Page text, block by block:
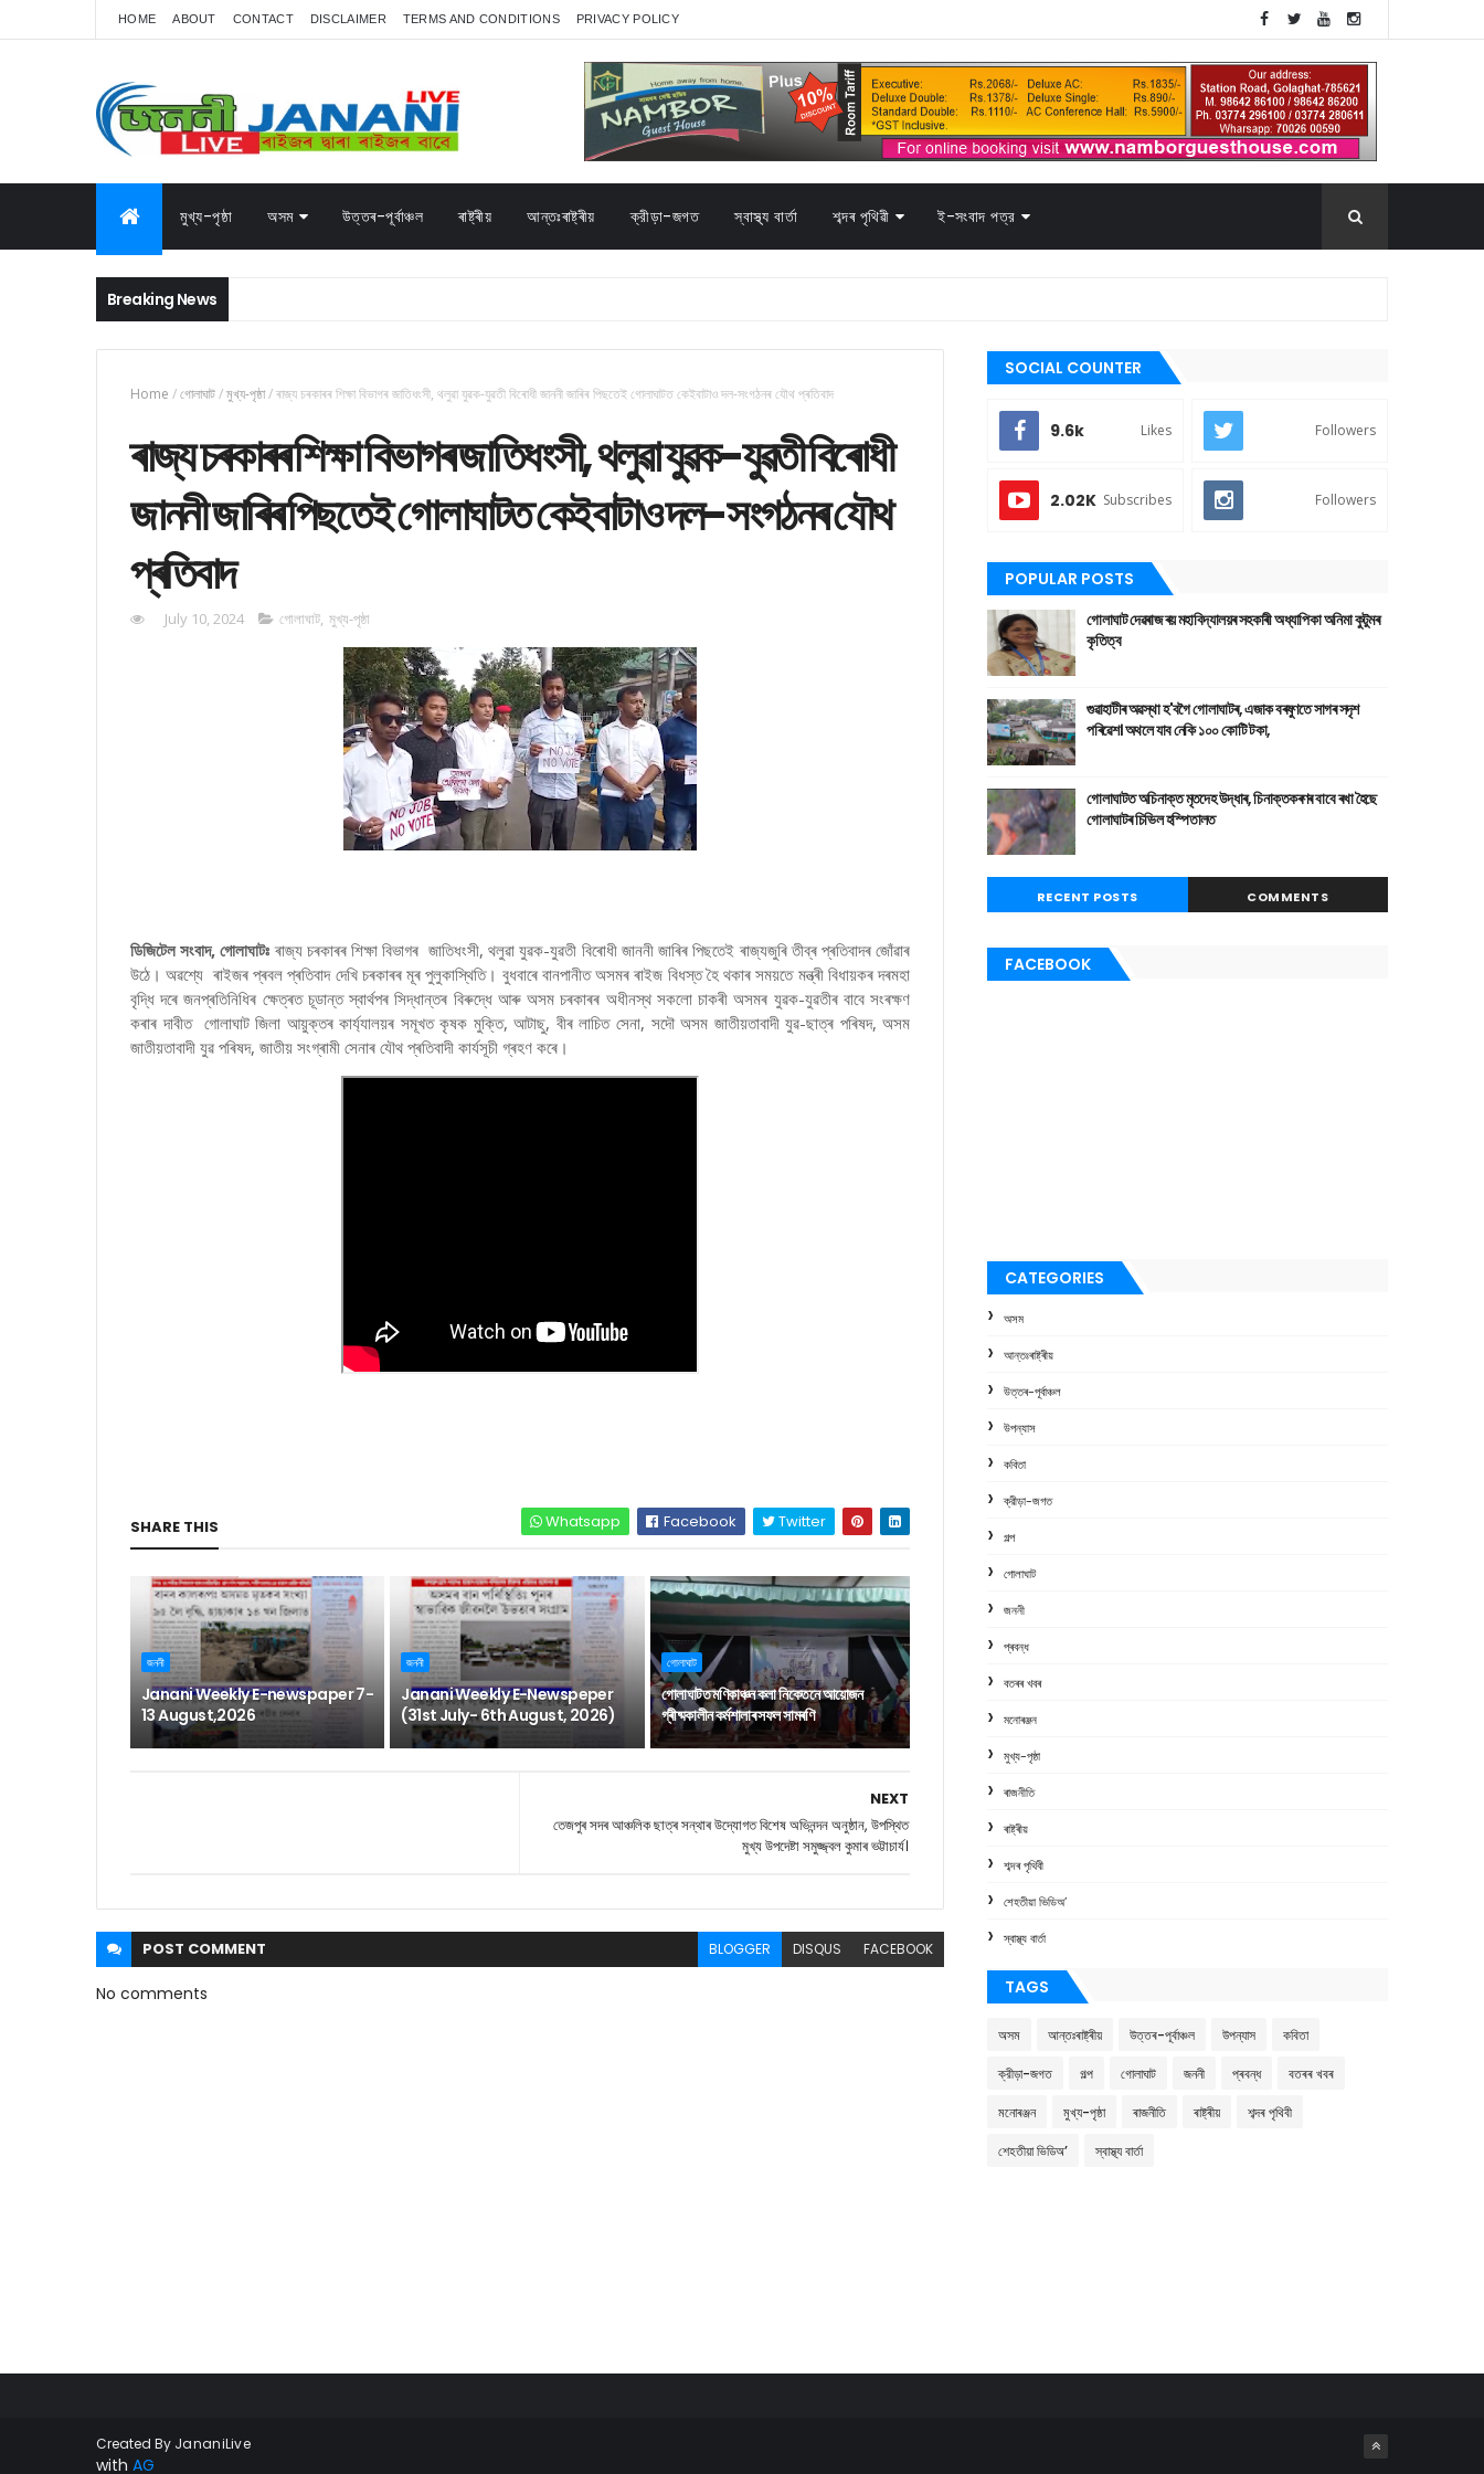
HOME ABOUT CONTACT DISCLAIMER TERMS AND CONDITIONS PRIVACY POLICY
মুখ্য-পৃষ্ঠা অসম উত্তৰ-পূৰ্বাঞ্চল ৰাষ্ট্ৰীয় আন্তঃৰাষ্ট্ৰীয় ক্রীড়া-জগত স্বাস্থ্য বাৰ্তা শব্দৰ পৃথিৱী ই-সংবাদ পত্র
Breaking News
Home /গোলাঘাট/মুখ্য-পৃষ্ঠা/ৰাজ্য চৰকাৰৰ শিক্ষা বিভাগৰ জাতিধংসী, থলুৱা যুৱক-যুৱতী বিৰোধী জাননী জাৰিৰ পিছতেই গোলাঘাটত কেইবাটাও দল-সংগঠনৰ যৌথ প্ৰতিবাদ
ৰাজ্য চৰকাৰৰ শিক্ষা বিভাগৰ জাতিধংসী, থলুৱা যুৱক-যুৱতী বিৰোধী
জাননী জাৰিৰ পিছতেই গোলাঘাটত কেইবাটাও দল-সংগঠনৰ যৌথ
প্ৰতিবাদ
July 10, 2024 গোলাঘাট, মুখ্য-পৃষ্ঠা
ডিজিটেল সংবাদ, গোলাঘাটঃ ৰাজ্য চৰকাৰৰ শিক্ষা বিভাগৰ জাতিধংসী, থলুৱা যুৱক-যুৱতী বিৰোধী জাননী জাৰিৰ পিছতেই ৰাজ্যজুৰি তীব্ৰ প্ৰতিবাদৰ জোঁৱাৰ
উঠে। অৱশ্যে ৰাইজৰ প্ৰবল প্ৰতিবাদ দেখি চৰকাৰৰ মূৰ পুলুকাস্থিতি। বুধবাৰে বানপানীত অসমৰ ৰাইজ বিধস্ত হৈ থকাৰ সময়তে মন্ত্ৰী বিধায়কৰ দৰমহা
বৃদ্ধি দৰে জনপ্ৰতিনিধিৰ ক্ষেত্ৰত চূডান্ত স্বাৰ্থপৰ সিদ্ধান্তৰ বিৰুদ্ধে আৰু অসম চৰকাৰৰ অধীনস্থ সকলো চাকৰী অসমৰ যুৱক-যুৱতীৰ বাবে সংৰক্ষণ
কৰাৰ দাবীত গোলাঘাট জিলা আয়ুক্তৰ কাৰ্য্যালয়ৰ সমূখত কৃষক মুক্তি, আটাছু, বীৰ লাচিত সেনা, সদৌ অসম জাতীয়তাবাদী যুৱ-ছাত্ৰ পৰিষদ, অসম
জাতীয়তাবাদী যুৱ পৰিষদ, জাতীয় সংগ্ৰামী সেনাৰ যৌথ প্ৰতিবাদী কাৰ্যসূচী গ্ৰহণ কৰে।
SHARE THIS Whatsapp Facebook Twitter
জননী
Janani Weekly E-newspaper 7-
13 August,2026
জননী
Janani Weekly E-Newspeper
(31st July- 6th August, 2026)
গোলাঘাট
গোলাঘাটত মণিকাঞ্চন কলা নিকেতনে আয়োজন
গ্ৰীষ্মকালীন কৰ্মশালাৰ সফল সামৰণি
NEXT
তেজপুৰ সদৰ আঞ্চলিক ছাত্ৰ সন্থাৰ উদ্যোগত বিশেষ অভিনন্দন অনুষ্ঠান, উপস্থিত
মুখ্য উপদেষ্টা সমুজ্জ্বল কুমাৰ ভট্টাচাৰ্য।
POST COMMENT BLOGGER DISQUS FACEBOOK
No comments
SOCIAL COUNTER
9.6k Likes Followers
2.02K Subscribes Followers
POPULAR POSTS
গোলাঘাট দেৱৰাজ ৰয় মহাবিদ্যালয়ৰ সহকাৰী অধ্যাপিকা অনিমা কুটুমৰ
কৃতিত্ব
গুৱাহাটীৰ অৱস্থা হ'বগৈ গোলাঘাটৰ, এজাক বৰষুণতে সাগৰ সদৃশ
পৰিৱেশ। অথলে যাব নেকি ১০০ কোটি টকা,
গোলাঘাটত অচিনাক্ত মৃতদেহ উদ্ধাৰ, চিনাক্তকৰণৰ বাবে ৰখা হৈছে
গোলাঘাটৰ চিভিল হস্পিতালত
RECENT POSTS COMMENTS
FACEBOOK
CATEGORIES
অসম
আন্তঃৰাষ্ট্ৰীয়
উত্তৰ-পূৰ্বাঞ্চল
উপন্যাস
কবিতা
ক্রীড়া-জগত
গল্প
গোলাঘাট
জননী
প্ৰবন্ধ
বতৰৰ খবৰ
মনোৰঞ্জন
মুখ্য-পৃষ্ঠা
ৰাজনীতি
ৰাষ্ট্ৰীয়
শব্দৰ পৃথিবী
শেহতীয়া ভিডিঅ’
স্বাস্থ্য বাৰ্তা
TAGS
অসম আন্তঃৰাষ্ট্ৰীয় উত্তৰ-পূৰ্বাঞ্চল উপন্যাস কবিতা
ক্রীড়া-জগত গল্প গোলাঘাট জননী প্ৰবন্ধ বতৰৰ খবৰ
মনোৰঞ্জন মুখ্য-পৃষ্ঠা ৰাজনীতি ৰাষ্ট্ৰীয় শব্দৰ পৃথিবী
শেহতীয়া ভিডিঅ’ স্বাস্থ্য বাৰ্তা
Created By JananiLive
with AG